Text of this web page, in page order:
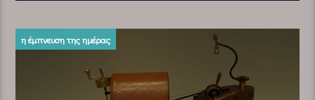
η έμπνευση της ημέρας